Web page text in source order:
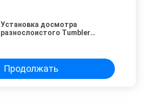
Установка досмотра
разнослоистого Tumbler
Продолжать